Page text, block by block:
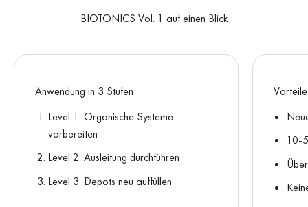
BIOTONICS Vol. 1 auf einen Blick
Anwendung in 3 Stufen
Level 1: Organische Systeme
vorbereiten
Level 2: Ausleitung durchführen
Level 3: Depots neu auffüllen
Vorteile
10-